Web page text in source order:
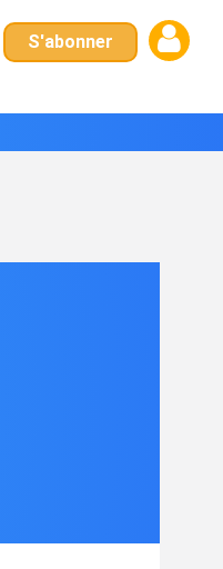
S'abonner